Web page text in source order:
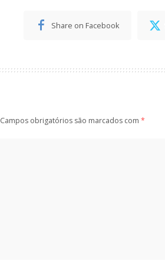
Share on Facebook
Campos obrigatórios são marcados com *